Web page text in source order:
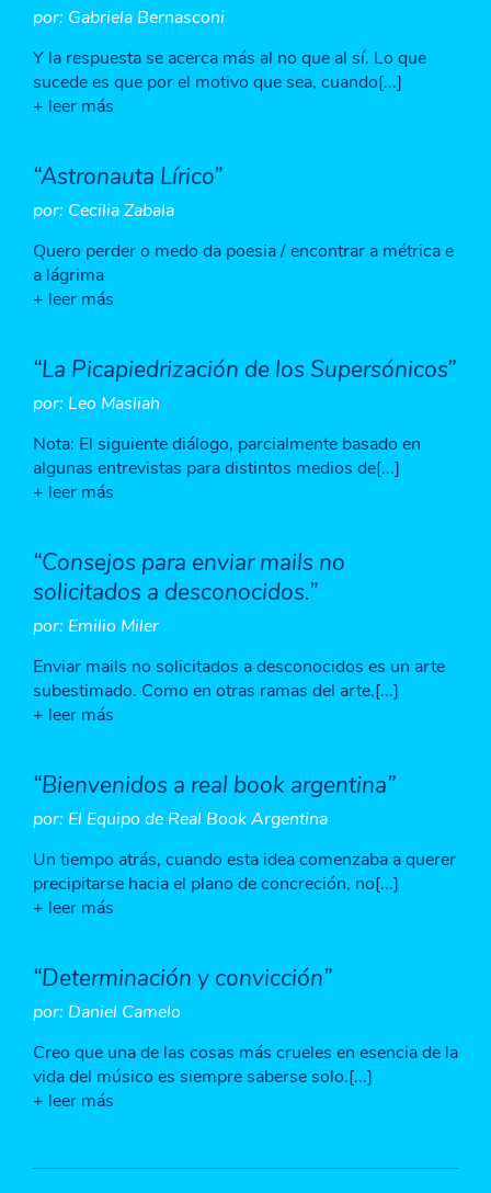
por: Gabriela Bernasconi
Y la respuesta se acerca más al no que al sí. Lo que
sucede es que por el motivo que sea, cuando[...]
+ leer más
“Astronauta Lírico”
por: Cecilia Zabala
Quero perder o medo da poesia / encontrar a métrica e
a lágrima
+ leer más
“La Picapiedrización de los Supersónicos”
por: Leo Masliah
Nota: El siguiente diálogo, parcialmente basado en
algunas entrevistas para distintos medios de[...]
+ leer más
“Consejos para enviar mails no
solicitados a desconocidos.”
por: Emilio Miler
Enviar mails no solicitados a desconocidos es un arte
subestimado. Como en otras ramas del arte,[...]
+ leer más
“Bienvenidos a real book argentina”
por: El Equipo de Real Book Argentina
Un tiempo atrás, cuando esta idea comenzaba a querer
precipitarse hacia el plano de concreción, no[...]
+ leer más
“Determinación y convicción”
por: Daniel Camelo
Creo que una de las cosas más crueles en esencia de la
vida del músico es siempre saberse solo.[...]
+ leer más